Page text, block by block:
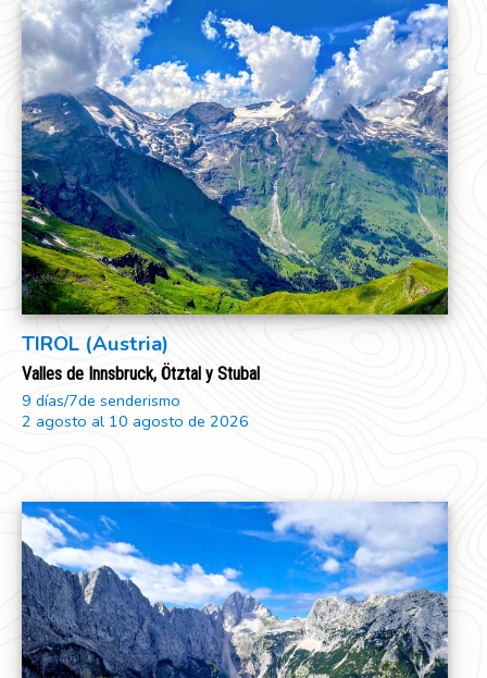
TIROL (Austria)
Valles de Innsbruck, Ötztal y Stubal
9 días/7de senderismo
2 agosto al 10 agosto de 2026